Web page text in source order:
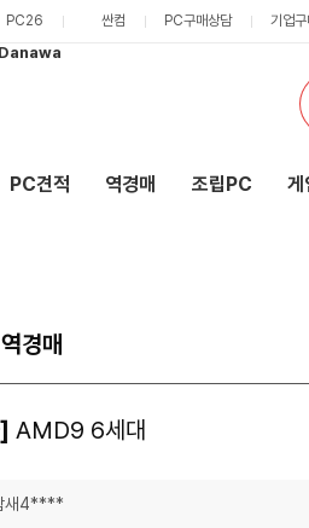
PC26 싼컴 PC구매상담 기업
PC견적 역경매 조립PC 게
경매
AMD9 6세대
새4****